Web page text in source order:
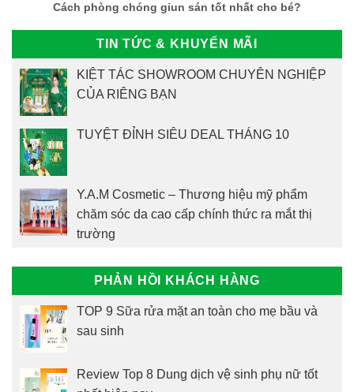
Cách phòng chóng giun sán tốt nhất cho bé?
TIN TỨC & KHUYẾN MÃI
KIỆT TÁC SHOWROOM CHUYÊN NGHIỆP
CỦA RIÊNG BẠN
TUYỆT ĐỈNH SIÊU DEAL THÁNG 10
Y.A.M Cosmetic – Thương hiệu mỹ phẩm
chăm sóc da cao cấp chính thức ra mắt thị
trường
PHẢN HỒI KHÁCH HÀNG
TOP 9 Sữa rửa mặt an toàn cho mẹ bầu và
sau sinh
Review Top 8 Dung dịch vệ sinh phụ nữ tốt